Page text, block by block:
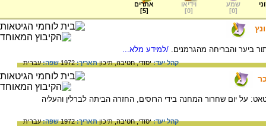
שמע
[
0
]
וידיאו
[
0
]
אתרים
[
5
]
ביער והבריחה מהגרמנים. /למידע מלא...
קהל יעד:יסודי,חטיבה,תיכוןתאריך:1972 שפה:עברית
על יום שחרור המחנה בידי הרוסים, החזרה הביתה לברלין והעליה
קהל יעד:יסודי,חטיבה,תיכוןתאריך:1972 שפה:עברית